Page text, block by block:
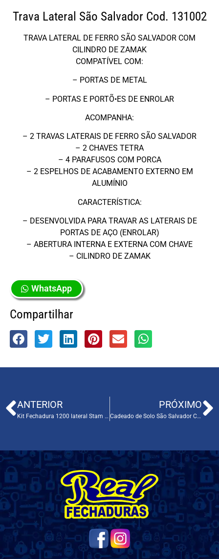
Trava Lateral São Salvador Cod. 131002
TRAVA LATERAL DE FERRO SÃO SALVADOR COM
CILINDRO DE ZAMAK
COMPATÍVEL COM:
– PORTAS DE METAL
– PORTAS E PORTÕ•ES DE ENROLAR
ACOMPANHA:
– 2 TRAVAS LATERAIS DE FERRO SÃO SALVADOR
– 2 CHAVES TETRA
– 4 PARAFUSOS COM PORCA
– 2 ESPELHOS DE ACABAMENTO EXTERNO EM
ALUMÍNIO
CARACTERÍSTICA:
– DESENVOLVIDA PARA TRAVAR AS LATERAIS DE
PORTAS DE AÇO (ENROLAR)
– ABERTURA INTERNA E EXTERNA COM CHAVE
– CILINDRO DE ZAMAK
WhatsApp
Compartilhar
ANTERIOR
Kit Fechadura 1200 lateral Stam Cod. 155425
PRÓXIMO
Cadeado de Solo São Salvador Cod. 131001